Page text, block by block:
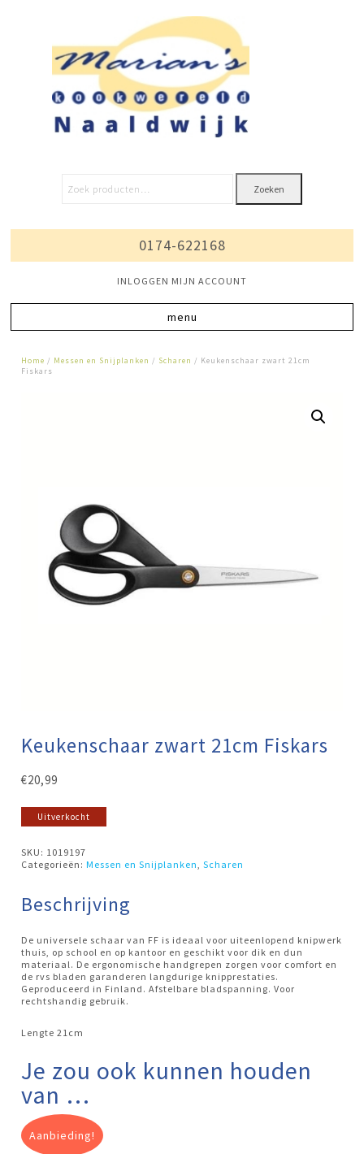
Zoeken
0174-622168
INLOGGEN MIJN ACCOUNT
Home / Messen en Snijplanken / Scharen / Keukenschaar zwart 21cm
Fiskars
Keukenschaar zwart 21cm Fiskars
€20,99
Uitverkocht
SKU: 1019197
Categorieën:Messen en Snijplanken ,Scharen
Beschrijving
De universele schaar van FF is ideaal voor uiteenlopend knipwerk
thuis, op school en op kantoor en geschikt voor dik en dun
materiaal. De ergonomische handgrepen zorgen voor comfort en
de rvs bladen garanderen langdurige knipprestaties.
Geproduceerd in Finland. Afstelbare bladspanning. Voor
rechtshandig gebruik.
Lengte 21cm
Je zou ook kunnen houden
van …
Aanbieding!